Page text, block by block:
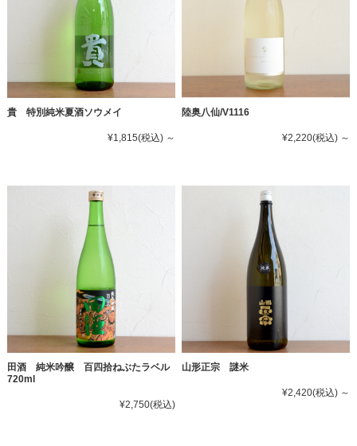
貴 特別純米夏酒ソウメイ
¥1,815(税込)～
陸奥八仙/V1116
¥2,220(税込) ～
田酒 純米吟醸 百四拾ねぶたラベル
720ml
¥2,750(税込)
山形正宗 謎米
¥2,420(税込) ～